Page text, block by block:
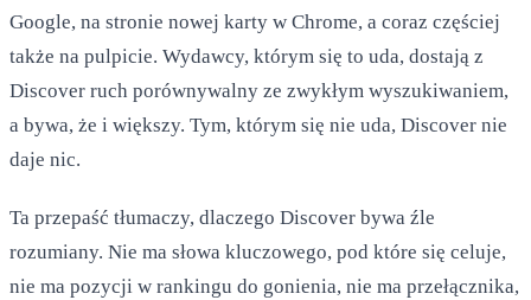
Google, na stronie nowej karty w Chrome, a coraz częściej
także na pulpicie. Wydawcy, którym się to uda, dostają z
Discover ruch porównywalny ze zwykłym wyszukiwaniem,
a bywa, że i większy. Tym, którym się nie uda, Discover nie
daje nic.
Ta przepaść tłumaczy, dlaczego Discover bywa źle
rozumiany. Nie ma słowa kluczowego, pod które się celuje,
nie ma pozycji w rankingu do gonienia, nie ma przełącznika,